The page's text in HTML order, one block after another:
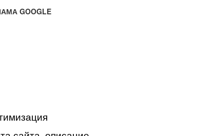
GOOGLE